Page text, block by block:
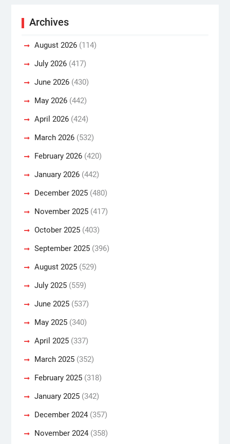
Archives
August 2026(114)
July 2026(417)
June 2026(430)
May 2026(442)
April 2026(424)
March 2026(532)
February 2026(420)
January 2026(442)
December 2025(480)
November 2025(417)
October 2025(403)
September 2025(396)
August 2025(529)
July 2025(559)
June 2025(537)
May 2025(340)
April 2025(337)
March 2025(352)
February 2025(318)
January 2025(342)
December 2024(357)
November 2024(358)